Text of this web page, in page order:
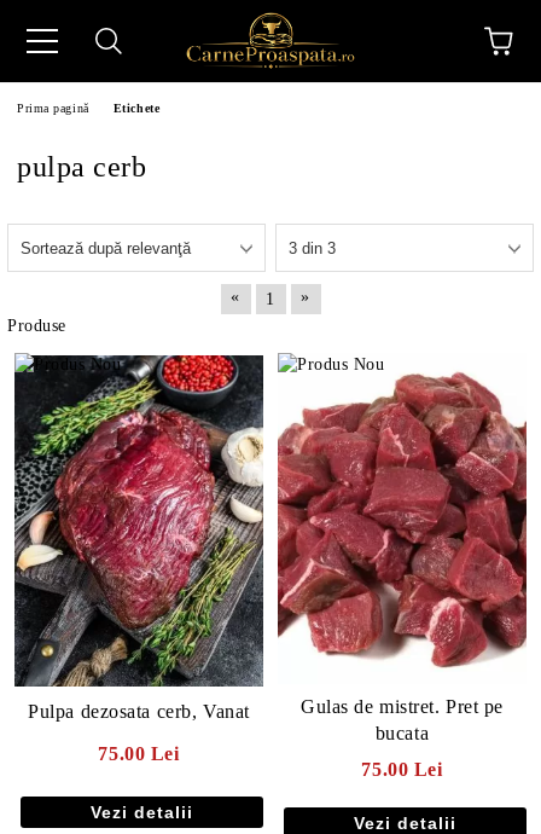
Prima pagină Etichete
pulpa cerb
« 1
»
Produse
Pulpa dezosata cerb, Vanat
75.00 Lei
Vezi detalii
Gulas de mistret. Pret pe
bucata
75.00 Lei
Vezi detalii